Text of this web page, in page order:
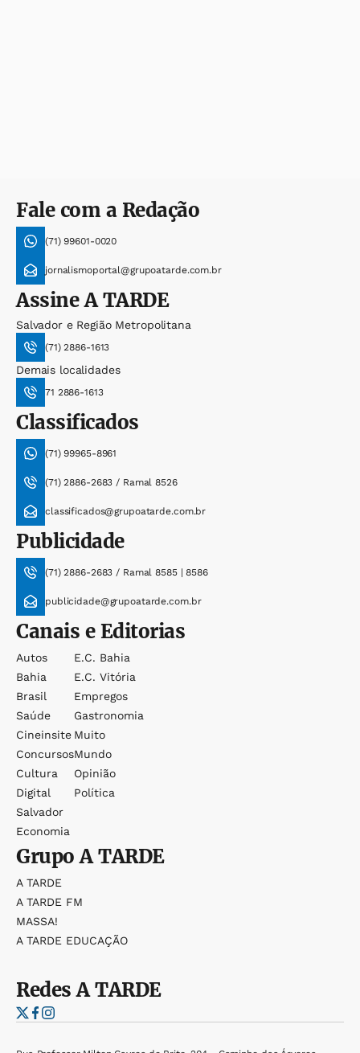
Fale com a Redação
(71) 99601-0020
jornalismoportal@grupoatarde.com.br
AssineA TARDE
Salvador e Região Metropolitana
(71) 2886-1613
Demais localidades
71 2886-1613
Classificados
(71) 99965-8961
(71) 2886-2683 / Ramal 8526
classificados@grupoatarde.com.br
Publicidade
(71) 2886-2683 / Ramal 8585 | 8586
publicidade@grupoatarde.com.br
Canais e Editorias
Autos
Bahia
Brasil
Saúde
Cineinsite
Concursos
Cultura
Digital
Salvador
Economia
E.c. Bahia
E.c. Vitória
Empregos
Gastronomia
Muito
Mundo
Opinião
Política
GrupoA TARDE
A TARDE
A TARDE FM
MASSA!
A TARDE EDUCAÇÃO
RedesA TARDE